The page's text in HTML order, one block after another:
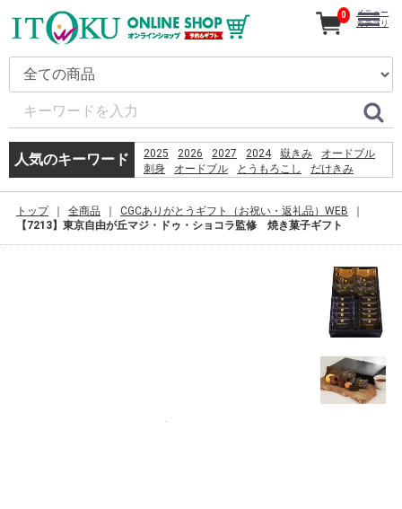
人気のキーワード 2025 2026 2027 2024 嶽きみ
オードブル
刺身
オードブル とうもろこし
だけきみ
PSO2 %E8%8F%85%E6%B2%BC%E8%A3%95
%E5%B7%B4%E8%A5%BF%E5%88%A9%E4%BA%9E
0
メニュー
カテゴリ
トップ 全商品
CGCありがとうギフト（お祝い・返礼品）WEB
【7213】東京自由が丘マジ・ドゥ・ショコラ監修 焼き菓子ギフト